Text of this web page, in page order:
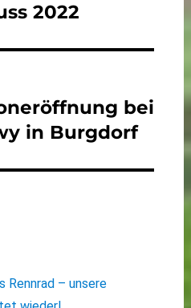
2022
bei
in Burgdorf
Rennrad – unsere